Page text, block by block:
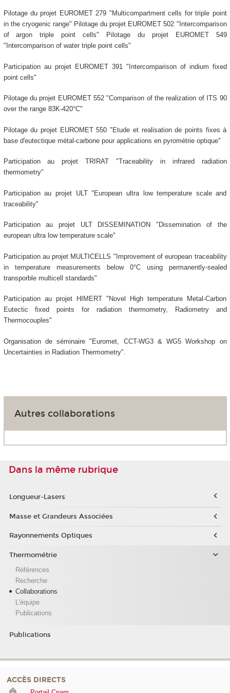
Pilotage du projet EUROMET 279 "Multicompartment cells for triple point
in the cryogenic range" Pilotage du projet EUROMET 502 "Intercomparison
of argon triple point cells" Pilotage du projet EUROMET 549
"Intercomparison of water triple point cells"
Participation au projet EUROMET 391 "Intercomparison of indium fixed
point cells"
Pilotage du projet EUROMET 552 "Comparison of the realization of ITS 90
over the range 83K-420°C"
Pilotage du projet EUROMET 550 "Etude et realisation de points fixes à
base d'eutectique métal-carbone pour applications en pyrométrie optique"
Participation au projet TRIRAT "Traceability in infrared radiation
thermometry"
Participation au projet ULT "European ultra low temperature scale and
traceability"
Participation au projet ULT DISSEMINATION "Dissemination of the
european ultra low temperature scale"
Participation au projet MULTICELLS "Improvement of european traceability
in temperature measurements below 0°C using permanently-sealed
transporble multicell standards"
Participation au projet HIMERT "Novel High temperature Metal-Carbon
Eutectic fixed points for radiation thermometry, Radiometry and
Thermocouples"
Organisation de séminaire "Euromet, CCT-WG3 & WG5 Workshop on
Uncertainties in Radiation Thermometry".
Autres collaborations
Dans la même rubrique
Longueur-Lasers
Masse et Grandeurs Associées
Rayonnements Optiques
Thermométrie
Références
Recherche
Collaborations
L'équipe
Publications
Publications
ACCÈS DIRECTS